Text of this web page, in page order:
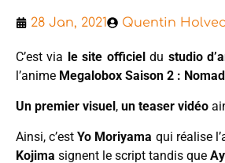
28 Jan, 2021 Quentin
C’est via le site officieldu studio
l’anime Megalobox Saison 2 : Nomad
Un premier visuel, un teaser vidéo
Ainsi, c’estYo Moriyama qui réalise
Kojima signent le script tandis que